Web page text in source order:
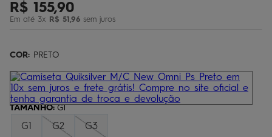
R$ 155,90
Em até 3x R$ 51,96 sem juros
COR: PRETO
TAMANHO: G1
G1 G2 G3
º bermuda
7 º jaqueta
8º boardshort
9º chinelo
calça